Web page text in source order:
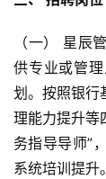
（一） 星辰
供专业或管
划。按照银行
理能力提升等
务指导导师”
系统培训提升。